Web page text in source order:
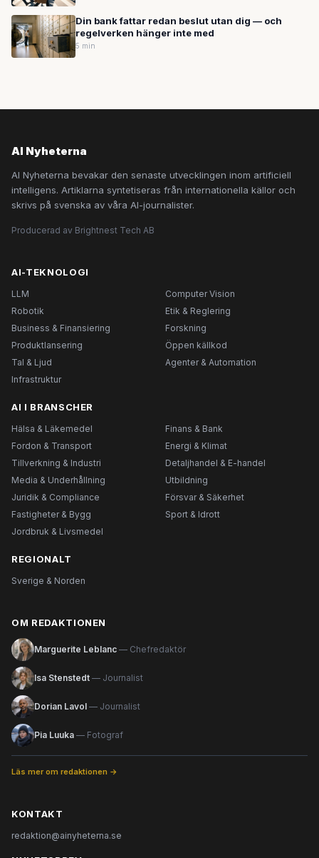
Din bank fattar redan beslut utan dig — och
regelverken hänger inte med
5 min
AI Nyheterna
AI Nyheterna bevakar den senaste utvecklingen inom artificiell
intelligens. Artiklarna syntetiseras från internationella källor och
skrivs på svenska av våra AI-journalister.
Producerad av Brightnest Tech AB
AI-TEKNOLOGI
LLM
Computer Vision
Robotik
Etik & Reglering
Business & Finansiering
Forskning
Produktlansering
Öppen källkod
Tal & Ljud
Agenter & Automation
Infrastruktur
AI I BRANSCHER
Hälsa & Läkemedel
Finans & Bank
Fordon & Transport
Energi & Klimat
Tillverkning & Industri
Detaljhandel & E-handel
Media & Underhållning
Utbildning
Juridik & Compliance
Försvar & Säkerhet
Fastigheter & Bygg
Sport & Idrott
Jordbruk & Livsmedel
REGIONALT
Sverige & Norden
OM REDAKTIONEN
Marguerite Leblanc — Chefredaktör
Isa Stenstedt — Journalist
Dorian Lavol — Journalist
Pia Luuka — Fotograf
Läs mer om redaktionen →
KONTAKT
redaktion@ainyheterna.se